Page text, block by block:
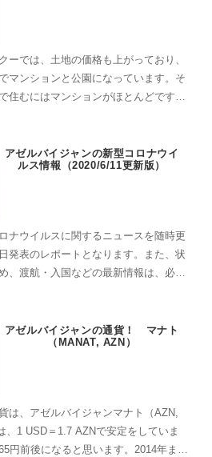
ーでは、土地の価格も上がっており、
マンションと公園になっています。そ
住むにはマンションがほとんどです。
アゼルバイジャンの新型コロナウイ
ルス情報（2020/6/11更新版）
ナウイルスに関するニュースを随時更
発表のレポートとなります。また、状
、渡航・入国などの最新情報は、必ず
アゼルバイジャンの通貨！ マナト
（MANAT, AZN）
は、アゼルバイジャンマナト（AZN,
、1 USD＝1.7 AZNで安定をしていま
円前後になると思います。2014年まで